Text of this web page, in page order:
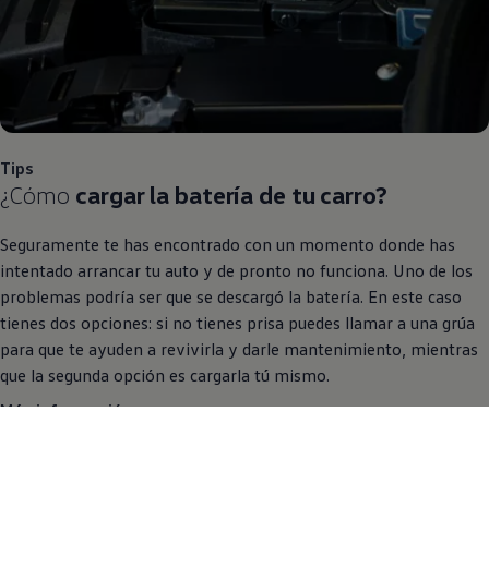
Tips
¿Cómo cargar la batería de tu carro?
Seguramente te has encontrado con un momento donde has
intentado arrancar tu auto y de pronto no funciona. Uno de los
problemas podría ser que se descargó la batería. En este caso
tienes dos opciones: si no tienes prisa puedes llamar a una grúa
para que te ayuden a revivirla y darle mantenimiento, mientras
que la segunda opción es cargarla tú mismo.
Más información